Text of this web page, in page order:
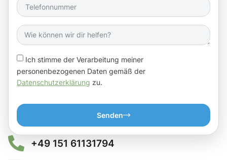
Ich stimme der Verarbeitung meiner
personenbezogenen Daten gemäß der
Datenschutzerklärung zu.
Senden
+49 151 61131794